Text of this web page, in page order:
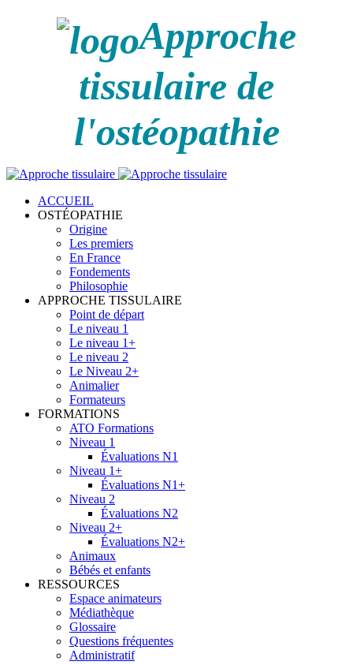
Approche
tissulaire de
l'ostéopathie
ACCUEIL
OSTÉOPATHIE
Origine
Les premiers
En France
Fondements
Philosophie
APPROCHE TISSULAIRE
Point de départ
Le niveau 1
Le niveau 1+
Le niveau 2
Le Niveau 2+
Animalier
Formateurs
FORMATIONS
ATO Formations
Niveau 1
Évaluations N1
Niveau 1+
Évaluations N1+
Niveau 2
Évaluations N2
Niveau 2+
Évaluations N2+
Animaux
Bébés et enfants
RESSOURCES
Espace animateurs
Médiathèque
Glossaire
Questions fréquentes
Administratif